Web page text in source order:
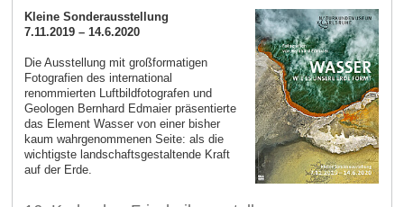
Kleine Sonderausstellung
7.11.2019 – 14.6.2020
Die Ausstellung mit großformatigen
Fotografien des international
renommierten Luftbildfotografen und
Geologen Bernhard Edmaier präsentierte
das Element Wasser von einer bisher
kaum wahrgenommenen Seite: als die
wichtigste landschaftsgestaltende Kraft
auf der Erde.